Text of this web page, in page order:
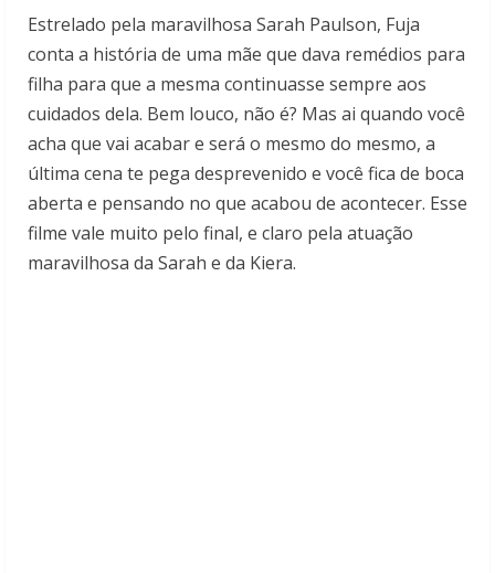
Estrelado pela maravilhosa Sarah Paulson, Fuja
conta a história de uma mãe que dava remédios para
filha para que a mesma continuasse sempre aos
cuidados dela. Bem louco, não é? Mas ai quando você
acha que vai acabar e será o mesmo do mesmo, a
última cena te pega desprevenido e você fica de boca
aberta e pensando no que acabou de acontecer. Esse
filme vale muito pelo final, e claro pela atuação
maravilhosa da Sarah e da Kiera.